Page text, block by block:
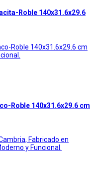
Roble 140x31.6x29.6
Roble 140x31.6x29.6 cm